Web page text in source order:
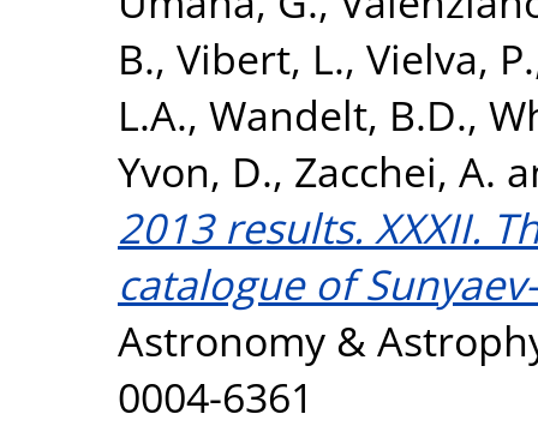
B., Vibert, L., Vielva, P.
L.A., Wandelt, B.D.,
Yvon, D., Zacchei, A.
2013 results. XXXII.
catalogue of
Astronomy &
0004-6361